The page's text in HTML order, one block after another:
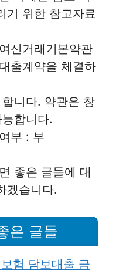
기 위한 참고자료
신거래기본약관
출계약을 체결하
니다. 약관은 창
합니다.
부 : 부
좋은 글들에 대
겠습니다.
은 글들
험 담보대출 금